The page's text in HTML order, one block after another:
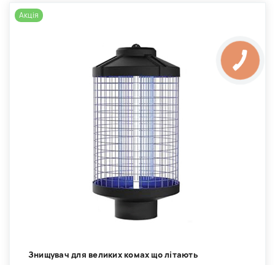
Акція
Знищувач для великих комах що літають